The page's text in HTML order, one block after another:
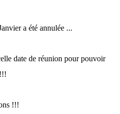
a été annulée ...
date de réunion pour pouvoir
!!!